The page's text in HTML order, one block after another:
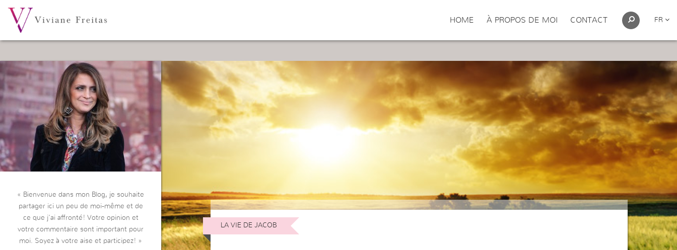
HOME À PROPOS DE MOI CONTACT FR
« Bienvenue dans mon Blog, je souhaite
partager ici un peu de moi-même et de
ce que j’ai affronté! Votre opinion et
votre commentaire sont important pour
moi. Soyez à votre aise et participez! »
LA VIE DE JACOB